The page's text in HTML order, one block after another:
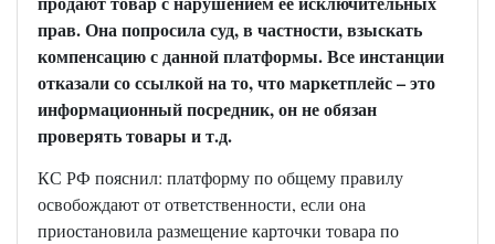
прав. Она попросила суд, в частности, взыскать
компенсацию с данной платформы. Все инстанции
отказали со ссылкой на то, что маркетплейс – это
информационный посредник, он не обязан
проверять товары и т.д.
КС РФ пояснил: платформу по общему правилу
освобождают от ответственности, если она
приостановила размещение карточки товара по